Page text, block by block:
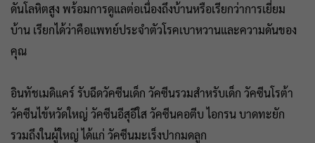
ดันโลหิตสูง พร้อมการดูแลต่อเนื่องถึงบ้านหรือเรียกว่าการเยี่ยม
บ้าน เรียกได้ว่าคือแพทย์ประจำตัวโรคเบาหวานและความดันของ
คุณ
อินทัชเมดิแคร์ รับฉีดวัคซีนเด็ก วัคซีนรวมสำหรับเด็ก วัคซีนโรต้า
วัคซีนไข้หวัดใหญ่ วัคซีนอีสุอีใส วัคซีนคอตีบ ไอกรน บาดทะยัก
รวมถึงในผู้ใหญ่ ได้แก่ วัคซีนมะเร็งปากมดลูก